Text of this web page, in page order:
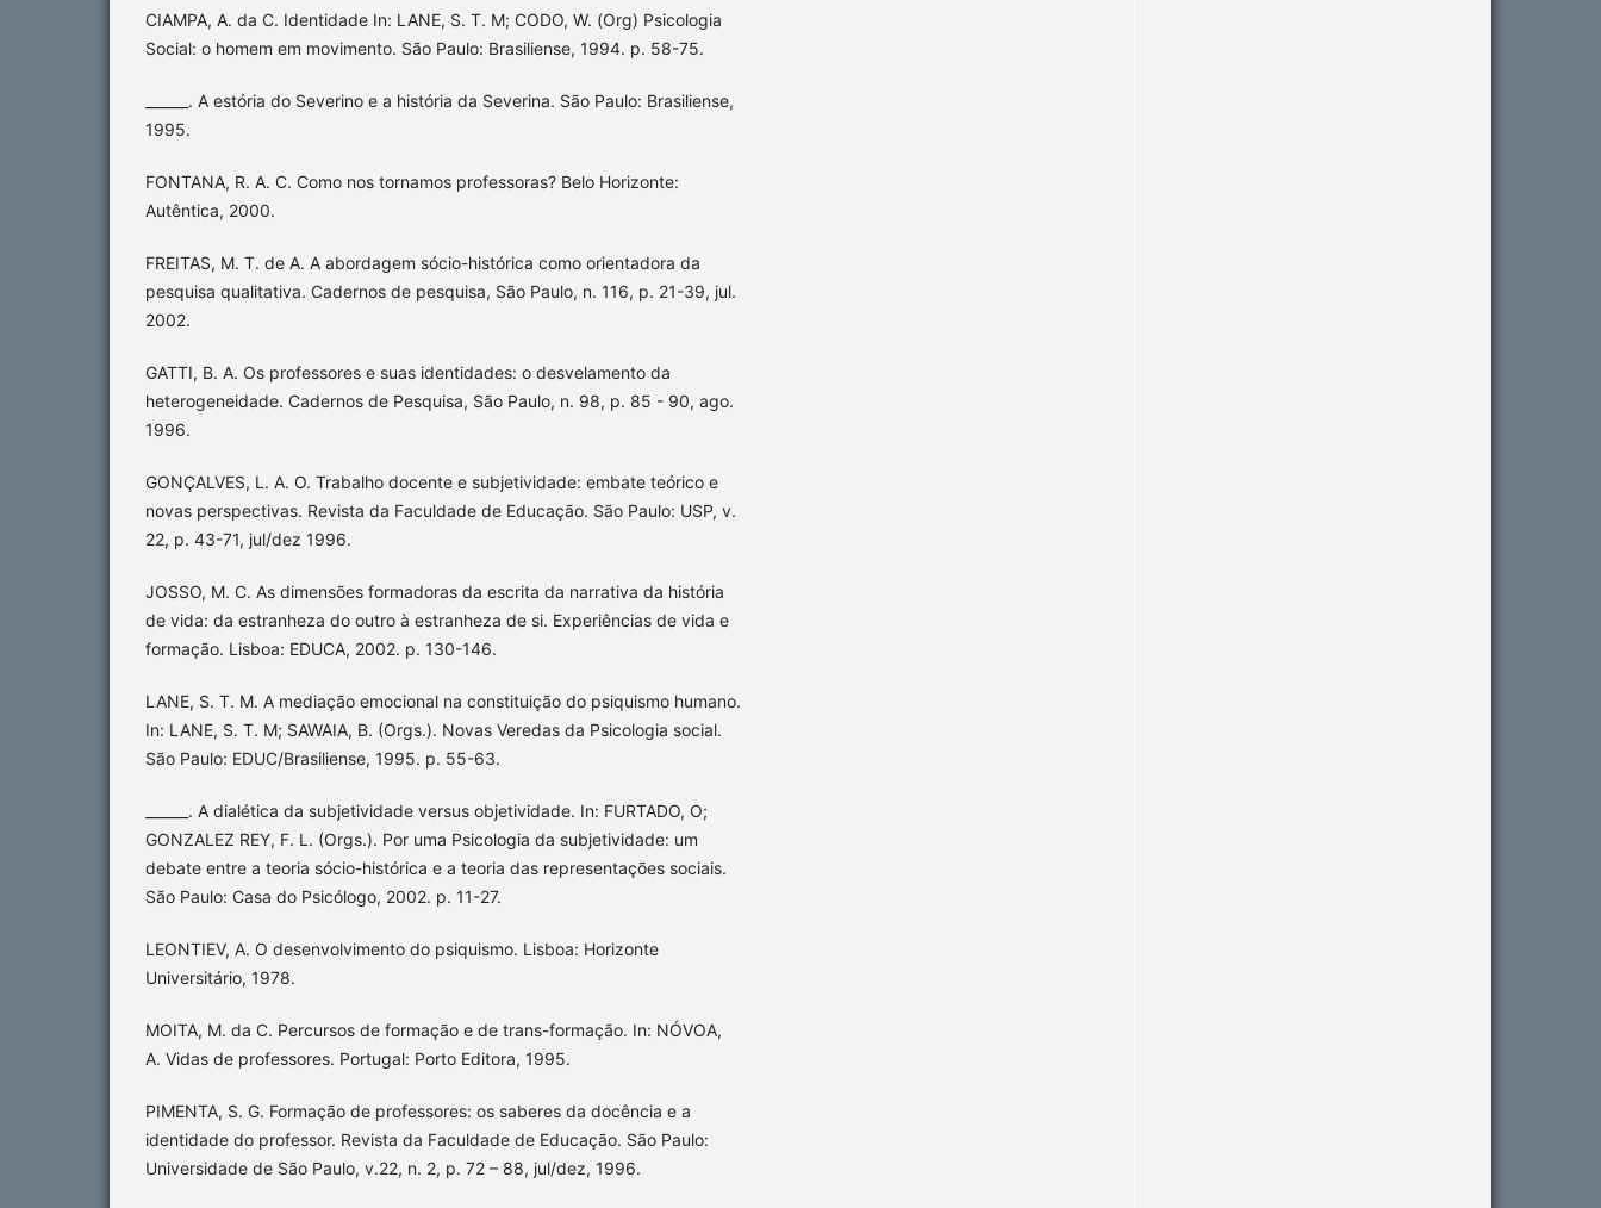
CIAMPA, A. da C. Identidade In: LANE, S. T. M; CODO, W. (Org) Psicologia
Social: o homem em movimento. São Paulo: Brasiliense, 1994. p. 58-75.
______. A estória do Severino e a história da Severina. São Paulo: Brasiliense,
1995.
FONTANA, R. A. C. Como nos tornamos professoras? Belo Horizonte:
Autêntica, 2000.
FREITAS, M. T. de A. A abordagem sócio-histórica como orientadora da
pesquisa qualitativa. Cadernos de pesquisa, São Paulo, n. 116, p. 21-39, jul.
2002.
GATTI, B. A. Os professores e suas identidades: o desvelamento da
heterogeneidade. Cadernos de Pesquisa, São Paulo, n. 98, p. 85 - 90, ago.
1996.
GONÇALVES, L. A. O. Trabalho docente e subjetividade: embate teórico e
novas perspectivas. Revista da Faculdade de Educação. São Paulo: USP, v.
22, p. 43-71, jul/dez 1996.
JOSSO, M. C. As dimensões formadoras da escrita da narrativa da história
de vida: da estranheza do outro à estranheza de si. Experiências de vida e
formação. Lisboa: EDUCA, 2002. p. 130-146.
LANE, S. T. M. A mediação emocional na constituição do psiquismo humano.
In: LANE, S. T. M; SAWAIA, B. (Orgs.). Novas Veredas da Psicologia social.
São Paulo: EDUC/Brasiliense, 1995. p. 55-63.
______. A dialética da subjetividade versus objetividade. In: FURTADO, O;
GONZALEZ REY, F. L. (Orgs.). Por uma Psicologia da subjetividade: um
debate entre a teoria sócio-histórica e a teoria das representações sociais.
São Paulo: Casa do Psicólogo, 2002. p. 11-27.
LEONTIEV, A. O desenvolvimento do psiquismo. Lisboa: Horizonte
Universitário, 1978.
MOITA, M. da C. Percursos de formação e de trans-formação. In: NÓVOA,
A. Vidas de professores. Portugal: Porto Editora, 1995.
PIMENTA, S. G. Formação de professores: os saberes da docência e a
identidade do professor. Revista da Faculdade de Educação. São Paulo:
Universidade de São Paulo, v.22, n. 2, p. 72 – 88, jul/dez, 1996.